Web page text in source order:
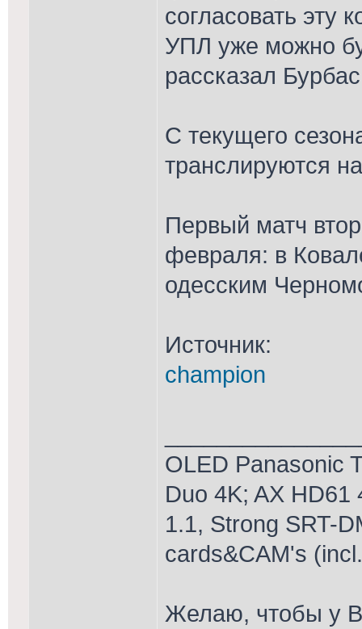
согласовать эту
УПЛ уже можно
рассказал
С текущего
транслируются
Первый матч
февраля: в
одесским
Источник:
champion
OLED Panasonic
Duo 4K; AX HD61
1.1, Strong SRT-
cards&CAM's
Желаю, чтобы у